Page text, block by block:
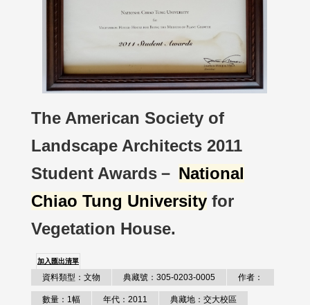
The American Society of
Landscape Architects 2011
Student Awards－ National
Chiao Tung University for
Vegetation House.
加入匯出清單
資料類型：文物 典藏號：305-0203-0005 作者：
數量：1幅 年代：2011 典藏地：交大校區